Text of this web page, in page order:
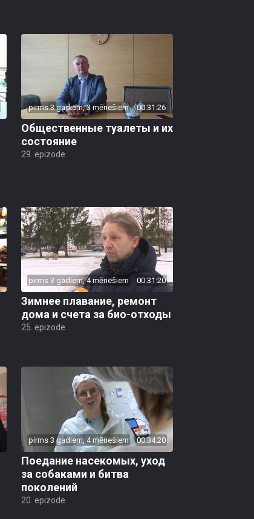
pirms 3 gadiem, 3 mēnešiem 00:31:26
Общественные туалеты и их
состояние
29. epizode
pirms 3 gadiem, 4 mēnešiem 00:31:20
Зимнее плавание, ремонт
дома и счета за био-отходы
25. epizode
pirms 3 gadiem, 4 mēnešiem 00:34:20
Поедание насекомых, уход
за собаками и битва
поколений
20. epizode